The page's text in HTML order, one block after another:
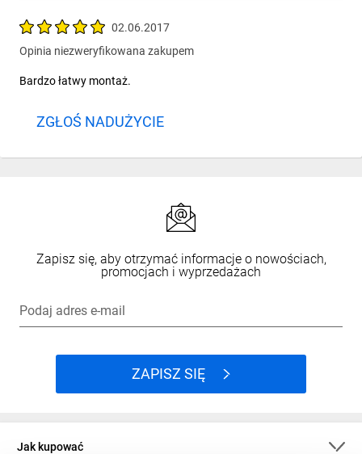
02.06.2017
Opinia niezweryfikowana zakupem
Bardzo łatwy montaż.
ZGŁOŚ NADUŻYCIE
Zapisz się, aby otrzymać informacje o nowościach,
promocjach i wyprzedażach
Podaj adres e-mail
ZAPISZ SIĘ
Jak kupować